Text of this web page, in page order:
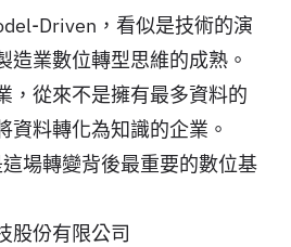
Driven，看似是技術的演
造業數位轉型思維的成熟。
，從來不是擁有最多資料的
資料轉化為知識的企業。
場轉變背後最重要的數位基
股份有限公司